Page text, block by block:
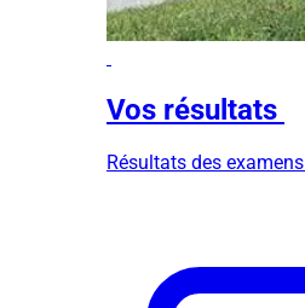
Vos résultats
Résultats des examens